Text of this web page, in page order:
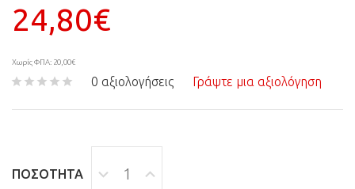
24,80€
Χωρίς ΦΠΑ: 20,00€
0 αξιολογήσεις Γράψτε μια αξιολόγηση
ΠΟΣΌΤΗΤΑ